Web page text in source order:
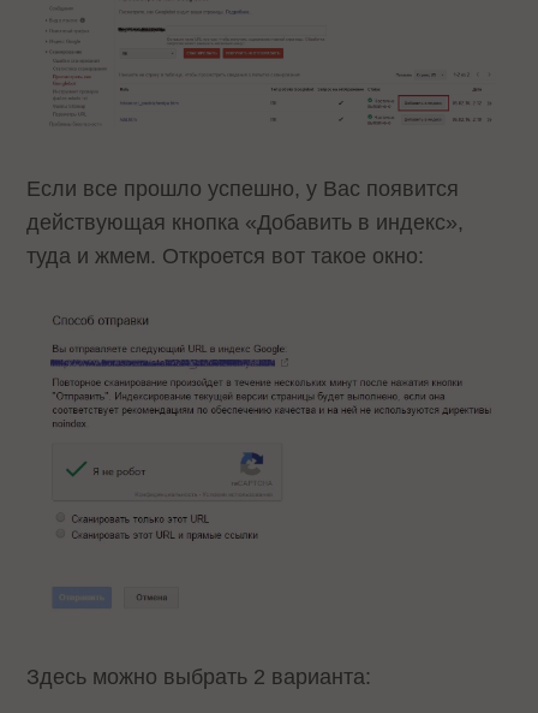
Если все прошло успешно, у Вас появится
действующая кнопка «Добавить в индекс»,
туда и жмем. Откроется вот такое окно:
Здесь можно выбрать 2 варианта: